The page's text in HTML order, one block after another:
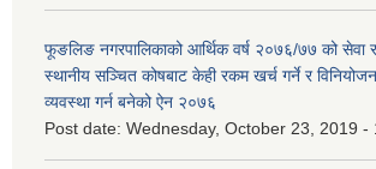
फूङलिङ नगरपालिकाको आर्थिक वर्ष २०७६/७७ को सेवा र
स्थानीय सञ्चित कोषबाट केही रकम खर्च गर्ने र विनियोजन
व्यवस्था गर्न बनेको ऐन २०७६
Post date: Wednesday, October 23, 2019 -